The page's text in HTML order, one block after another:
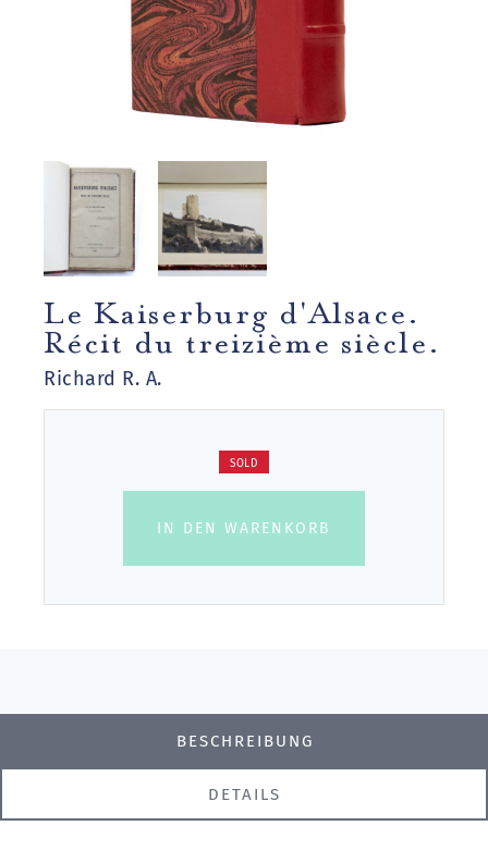
Le Kaiserburg d'Alsace.
Récit du treizième siècle.
Richard R. A.
SOLD
IN DEN WARENKORB
BESCHREIBUNG
DETAILS